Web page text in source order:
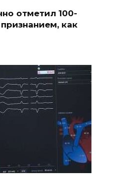
отметил 100-
как